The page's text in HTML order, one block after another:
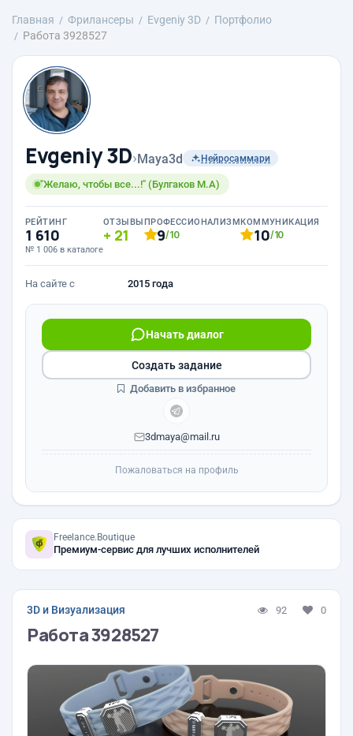
Главная Фрилансеры Evgeniy 3D
Портфолио
Работа 3928527
Evgeniy 3D›Maya3d Нейросаммари
"Желаю, чтобы все...!" (Булгаков М.А)
РЕЙТИНГ
1 610
№ 1 006 в каталоге
ОТЗЫВЫ
21
ПРОФЕССИОНАЛИЗМ
9/10
КОММУНИКАЦИЯ
10/10
На сайте с 2015 года
Начать диалог
3dmaya@mail.ru
Создать задание
Добавить в избранное
Пожаловаться на профиль
Freelance.Boutique
Премиум-сервис для лучших исполнителей
3D и Визуализация 92 0
Работа 3928527